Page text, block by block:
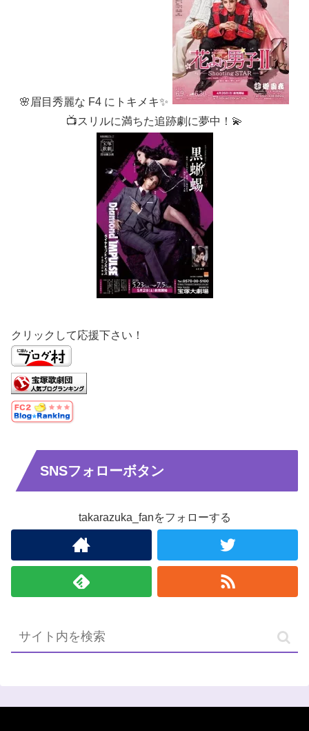
🌸眉目秀麗な F4 にトキメキ✨
📺スリルに満ちた追跡劇に夢中！💫
クリックして応援下さい！
SNSフォローボタン
takarazuka_fanをフォローする